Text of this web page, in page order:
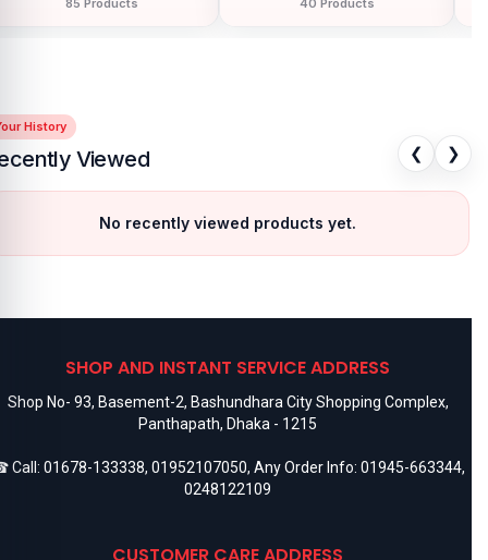
History
Viewed ❮ ❯
No recently viewed products yet.
SHOP AND INSTANT SERVICE ADDRESS
Shop No- 93, Basement-2, Bashundhara City Shopping Complex,
Panthapath, Dhaka - 1215
Call: 01678-133338, 01952107050, Any Order Info: 01945-663344,
0248122109
CUSTOMER CARE ADDRESS